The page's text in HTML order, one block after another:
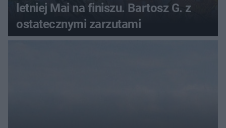
letniej Mai na finiszu. Bartosz G. z
ostatecznymi zarzutami